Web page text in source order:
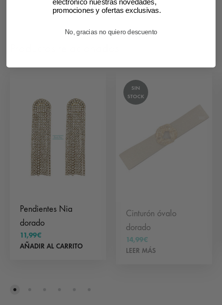
Pendientes Nia
dorado
11,99€
AÑADIR AL CARRITO
SIN
STOCK
Cinturón óvalo
dorado
14,99€
LEER MÁS
electrónico nuestras novedades,
promociones y ofertas exclusivas.
No, gracias no quiero descuento